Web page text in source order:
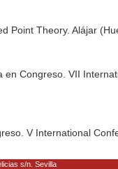
Point Theory. Alájar
Congreso. VII
V International
s/n. Sevilla